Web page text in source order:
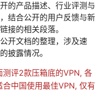
的产品描述、行业评测与
结合公开的用户反馈与新
接的相关段落。
开文档的整理，涉及速
披露情况。
评2款压箱底的VPN, 各
中国使用最佳VPN, 仅有